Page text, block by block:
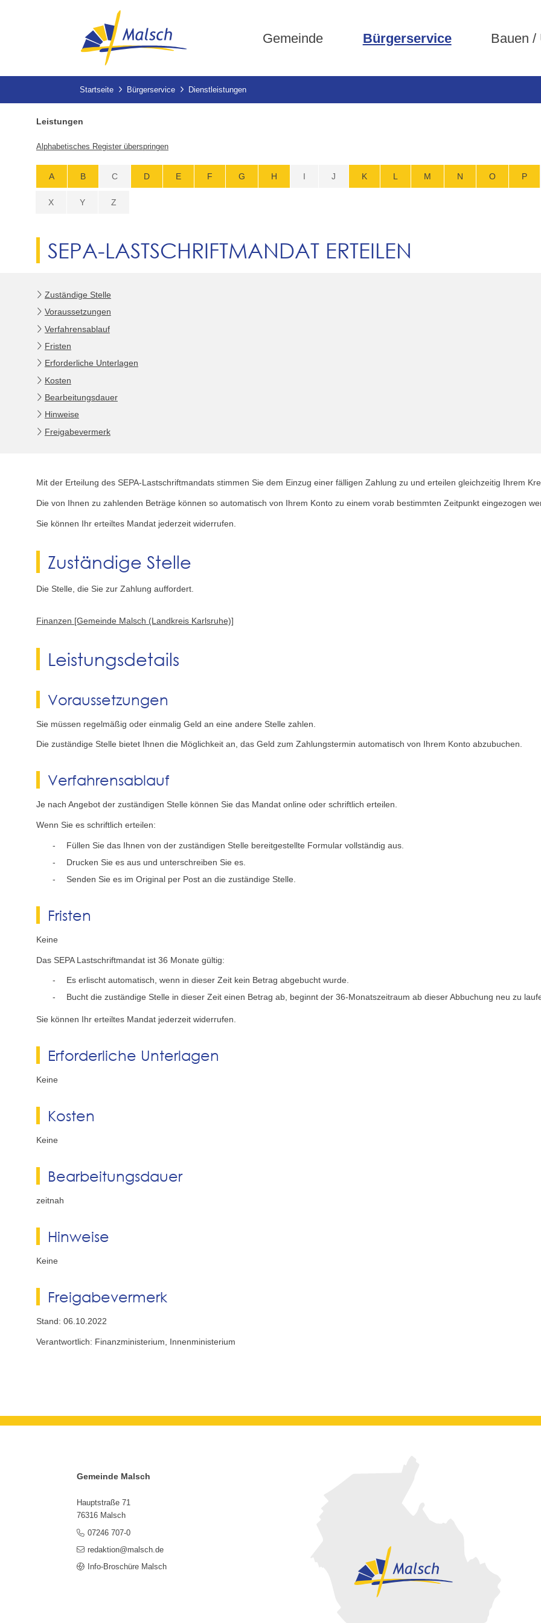
Gemeinde Bürgerservice Bauen /
Startseite Bürgerservice Dienstleistungen
Leistungen
Alphabetisches Register überspringen
A B C D E F G H I J K L M N O P
X Y Z
SEPA-LASTSCHRIFTMANDAT ERTEILEN
Zuständige Stelle
Voraussetzungen
Verfahrensablauf
Fristen
Erforderliche Unterlagen
Kosten
Bearbeitungsdauer
Hinweise
Freigabevermerk
Mit der Erteilung des SEPA-Lastschriftmandats stimmen Sie dem Einzug einer fälligen Zahlung zu und erteilen gleichzeitig Ihrem
Die von Ihnen zu zahlenden Beträge können so automatisch von Ihrem Konto zu einem vorab bestimmten Zeitpunkt eingezogen
Sie können Ihr erteiltes Mandat jederzeit widerrufen.
Zuständige Stelle
Die Stelle, die Sie zur Zahlung auffordert.
Finanzen [Gemeinde Malsch (Landkreis Karlsruhe)]
Leistungsdetails
Voraussetzungen
Sie müssen regelmäßig oder einmalig Geld an eine andere Stelle zahlen.
Die zuständige Stelle bietet Ihnen die Möglichkeit an, das Geld zum Zahlungstermin automatisch von Ihrem Konto abzubuchen.
Verfahrensablauf
Je nach Angebot der zuständigen Stelle können Sie das Mandat online oder schriftlich erteilen.
Wenn Sie es schriftlich erteilen:
Füllen Sie das Ihnen von der zuständigen Stelle bereitgestellte Formular vollständig aus.
Drucken Sie es aus und unterschreiben Sie es.
Senden Sie es im Original per Post an die zuständige Stelle.
Fristen
Keine
Das SEPA Lastschriftmandat ist 36 Monate gültig:
Es erlischt automatisch, wenn in dieser Zeit kein Betrag abgebucht wurde.
Bucht die zuständige Stelle in dieser Zeit einen Betrag ab, beginnt der 36-Monatszeitraum ab dieser Abbuchung neu zu
Sie können Ihr erteiltes Mandat jederzeit widerrufen.
Erforderliche Unterlagen
Keine
Kosten
Keine
Bearbeitungsdauer
zeitnah
Hinweise
Keine
Freigabevermerk
Stand: 06.10.2022
Verantwortlich: Finanzministerium, Innenministerium
Gemeinde Malsch
Hauptstraße 71
76316 Malsch
07246 707-0
redaktion@malsch.de
Info-Broschüre Malsch